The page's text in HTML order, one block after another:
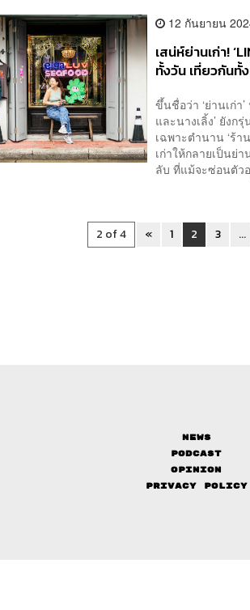
12 กันยายน
เสน่ห์ย่านเก่า!
ทั้งวัน เที่ยวกัน
ขึ้นชื่อว่า ‘ย่านเก่า
และนางเลิ้ง’ ยังก
เฉพาะตำนาน ‘ร้
เก่าให้กลายเป็นย่
ลับ ที่แม้จะซ่อนตัว
2 of 4 « 1 2 3 ...
News
Podcast
Opinion
Privacy Policy